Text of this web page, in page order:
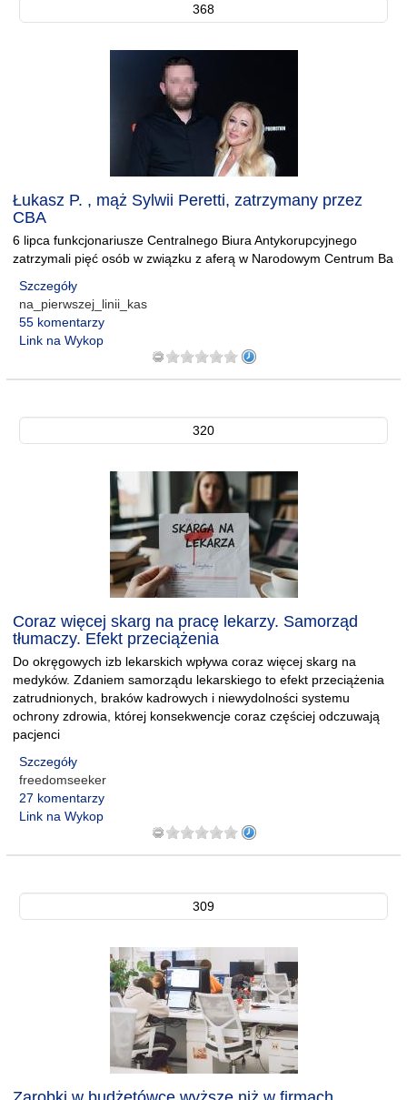
368
Łukasz P. , mąż Sylwii Peretti, zatrzymany przez
CBA
6 lipca funkcjonariusze Centralnego Biura Antykorupcyjnego
zatrzymali pięć osób w związku z aferą w Narodowym Centrum Ba
Szczegóły
na_pierwszej_linii_kas
55 komentarzy
Link na Wykop
320
Coraz więcej skarg na pracę lekarzy. Samorząd
tłumaczy. Efekt przeciążenia
Do okręgowych izb lekarskich wpływa coraz więcej skarg na
medyków. Zdaniem samorządu lekarskiego to efekt przeciążenia
zatrudnionych, braków kadrowych i niewydolności systemu
ochrony zdrowia, której konsekwencje coraz częściej odczuwają
pacjenci
Szczegóły
freedomseeker
27 komentarzy
Link na Wykop
309